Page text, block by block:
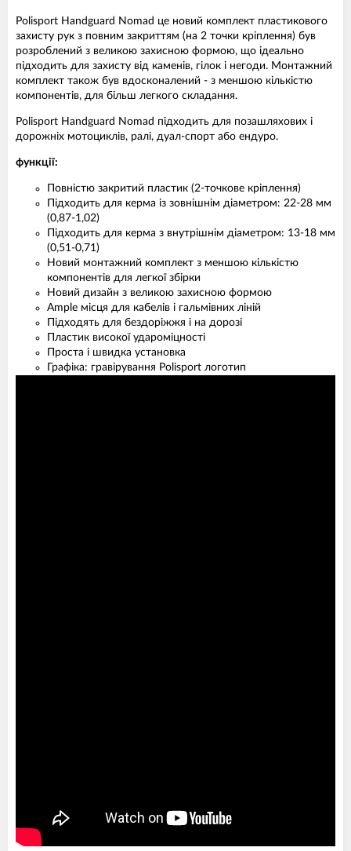
Polisport Handguard Nomad це новий комплект пластикового
захисту рук з повним закриттям (на 2 точки кріплення) був
розроблений з великою захисною формою, що ідеально
підходить для захисту від каменів, гілок і негоди. Монтажний
комплект також був вдосконалений - з меншою кількістю
компонентів, для більш легкого складання.
Polisport Handguard Nomad підходить для позашляхових і
дорожніх мотоциклів, ралі, дуал-спорт або ендуро.
функції:
Повністю закритий пластик (2-точкове кріплення)
Підходить для керма із зовнішнім діаметром: 22-28 мм
(0,87-1,02)
Підходить для керма з внутрішнім діаметром: 13-18 мм
(0,51-0,71)
Новий монтажний комплект з меншою кількістю
компонентів для легкої збірки
Новий дизайн з великою захисною формою
Ample місця для кабелів і гальмівних ліній
Підходять для бездоріжжя і на дорозі
Пластик високої удароміцності
Проста і швидка установка
Графіка: гравірування Polisport логотип